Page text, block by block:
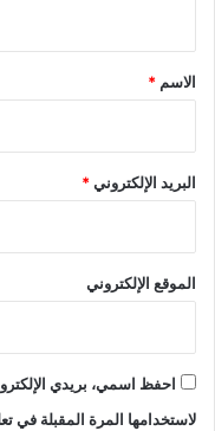
*
الاسم *
البريد الإلكتروني*
الموقع الإلكتروني
احفظ اسمي، بريدي
لاستخدامها المرة المقبلة في